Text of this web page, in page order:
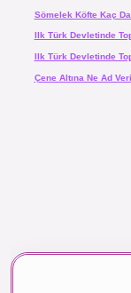
Sömelek Köfte Kaç
Ilk Türk Devletinde
Ilk Türk Devletinde
Çene Altına Ne Ad